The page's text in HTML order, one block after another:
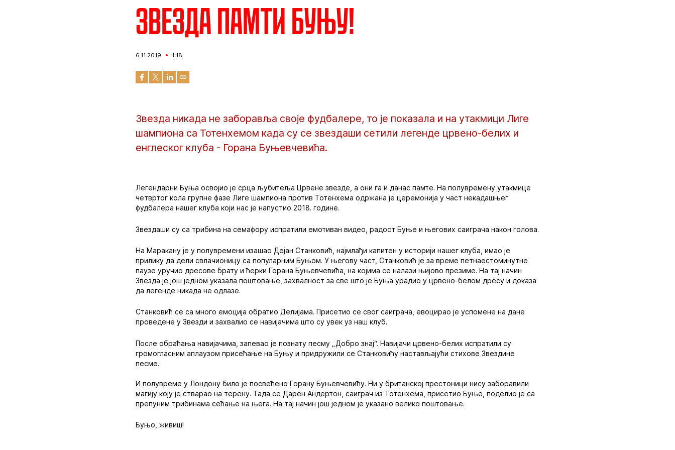
Звезда памти Буњу!
6.11.2019 1:18
Звезда никада не заборавља своје фудбалере, то је показала и на утакмици Лиге
шампиона са Тотенхемом када су се звездаши сетили легенде црвено-белих и
енглеског клуба - Горана Буњевчевића.
Легендарни Буња освојио је срца љубитеља Црвене звезде, а они га и данас памте. На полувремену утакмице
четвртог кола групне фазе Лиге шампиона против Тотенхема одржана је церемонија у част некадашњег
фудбалера нашег клуба који нас је напустио 2018. године.
Звездаши су са трибина на семафору испратили емотиван видео, радост Буње и његових саиграча након голова.
На Маракану је у полувремени изашао Дејан Станковић, најмлађи капитен у историји нашег клуба, имао је
прилику да дели свлачионицу са популарним Буњом. У његову част, Станковић је за време петнаестоминутне
паузе уручио дресове брату и ћерки Горана Буњевчевића, на којима се налази њијово презиме. На тај начин
Звезда је још једном указала поштовање, захвалност за све што је Буња урадио у црвено-белом дресу и доказа
да легенде никада не одлазе.
Станковић се са много емоција обратио Делијама. Присетио се свог саиграча, евоцирао је успомене на дане
проведене у Звезди и захвалио се навијачима што су увек уз наш клуб.
После обраћања навијачима, запевао је познату песму „Добро знај“. Навијачи црвено-белих испратили су
громогласним аплаузом присећање на Буњу и придружили се Станковићу настављајући стихове Звездине
песме.
И полувреме у Лондону било је посвећено Горану Буњевчевићу. Ни у британској престоници нису заборавили
магију коју је стварао на терену. Тада се Дарен Андертон, саиграч из Тотенхема, присетио Буње, поделио је са
препуним трибинама сећање на њега. На тај начин још једном је указано велико поштовање.
Буњо, живиш!